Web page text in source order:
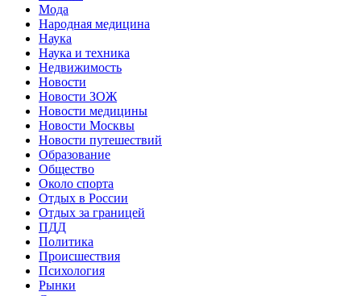
Мода
Народная медицина
Наука
Наука и техника
Недвижимость
Новости
Новости ЗОЖ
Новости медицины
Новости Москвы
Новости путешествий
Образование
Общество
Около спорта
Отдых в России
Отдых за границей
ПДД
Политика
Происшествия
Психология
Рынки